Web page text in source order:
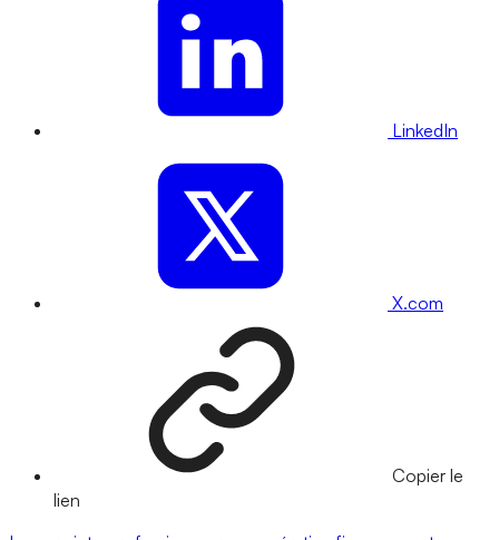
LinkedIn
X.com
Copier le
lien